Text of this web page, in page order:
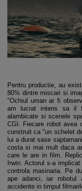
Pentru productie, au
80% dintre miscari si
"Ochiul uman ar fi
am lucrat intens sa il
alambicate si scenele
CGI. Fiecare robot avea
construit ca "un schelet
lui a durat sase
costa si mai mult daca
care le are in film.
Irwin. Actorul s-a
controla masinaria. Pe
ape adanci, iar
accidente in timpul